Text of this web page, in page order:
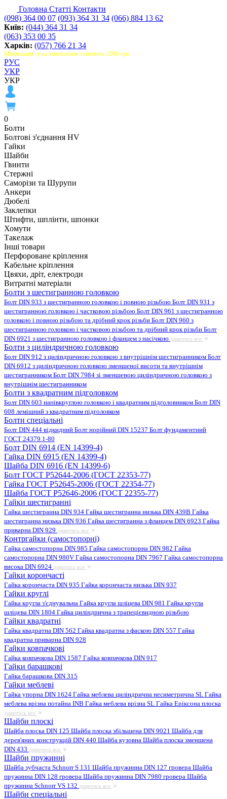
Головна Статті Контакти
(098) 364 00 07 (093) 364 31 34 (066) 884 13 62
Київ: (044) 364 31 34
(063) 353 00 35
Харків: (057) 766 21 34
Мінімальна сума замовлення становить 1000 грн
РУС
УКР
УКР
0
Болти
Болтові з'єднання HV
Гайки
Шайби
Гвинти
Стержні
Саморізи та Шурупи
Анкери
Дюбелі
Заклепки
Штифти, шплінти, шпонки
Хомути
Такелаж
Інші товари
Перфороване кріплення
Кабельне кріплення
Цвяхи, дріт, електроди
Витратні матеріали
Болти з шестигранною головкою
Болт DIN 933 з шестигранною головкою і повною різьбою Болт DIN 931 з
шестигранною головкою і частковою різьбою Болт DIN 961 з шестигранною
головкою і повною різьбою та дрібний крок різьби Болт DIN 960 з
шестигранною головкою і частковою різьбою та дрібний крок різьби Болт
DIN 6921 з шестигранною головкою і фланцем з насічкою дивитись все
Болти з циліндричною головкою
Болт DIN 912 з циліндричною головкою з внутрішнім шестигранником Болт
DIN 6912 з циліндричною головкою зменшеної висоти та внутрішнім
шестигранником Болт DIN 7984 зі зменшеною циліндричною головкою з
внутрішнім шестигранником
Болти з квадратним підголовком
Болт DIN 603 напівкруглою головкою і квадратним підголовником Болт DIN
608 лемішний з квадратним підголовком
Болти спеціальні
Болт DIN 444 відкидний Болт норійний DIN 15237 Болт фундаментний
ГОСТ 24379.1-80
Болт DIN 6914 (EN 14399-4)
Гайка DIN 6915 (EN 14399-4)
Шайба DIN 6916 (EN 14399-6)
Болт ГОСТ Р52644-2006 (ГОСТ 22353-77)
Гайка ГОСТ Р52645-2006 (ГОСТ 22354-77)
Шайба ГОСТ Р52646-2006 (ГОСТ 22355-77)
Гайки шестигранні
Гайка шестигранна DIN 934 Гайка шестигранна низька DIN 439B Гайка
шестигранна низька DIN 936 Гайка шестигранна з фланцем DIN 6923 Гайка
приварна DIN 929 дивитись все
Контргайки (самостопорні)
Гайка самостопорна DIN 985 Гайка самостопорна DIN 982 Гайка
самостопорна DIN 980V Гайка самостопорна DIN 7967 Гайка самостопорна
висока DIN 6924 дивитись все
Гайки корончасті
Гайка корончаста DIN 935 Гайка корончаста низька DIN 937
Гайки круглі
Гайка кругла з'єднувальна Гайка кругла шліцева DIN 981 Гайка кругла
шліцева DIN 1804 Гайка циліндрична з трапецієвидною різьбою
Гайки квадратні
Гайка квадратна DIN 562 Гайка квадратна з фаскою DIN 557 Гайка
квадратна приварна DIN 928
Гайки ковпачкові
Гайка ковпачкова DIN 1587 Гайка ковпачкова DIN 917
Гайки барашкові
Гайка барашкова DIN 315
Гайки меблеві
Гайка упорна DIN 1624 Гайка меблева циліндрична несиметрична SL Гайка
меблева врізна потайна INB Гайка меблева врізна SL Гайка Еріксона плоска
дивитись все
Шайби плоскі
Шайба плоска DIN 125 Шайба плоска збільшена DIN 9021 Шайба для
дерев'яних конструкцій DIN 440 Шайба кузовна Шайба плоска зменшена
DIN 433 дивитись все
Шайби пружинні
Шайба зубчаста Schnorr S 131 Шайба пружинна DIN 127 гровера Шайба
пружинна DIN 128 гровера Шайба пружинна DIN 7980 гровера Шайба
пружинна Schnorr VS 132 дивитись все
Шайби спеціальні